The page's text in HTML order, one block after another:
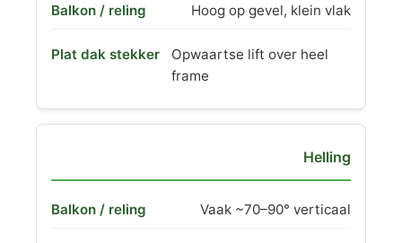
Hoog op gevel, klein vlak
Opwaartse lift over heel
frame
Helling
Vaak ~70–90° verticaal